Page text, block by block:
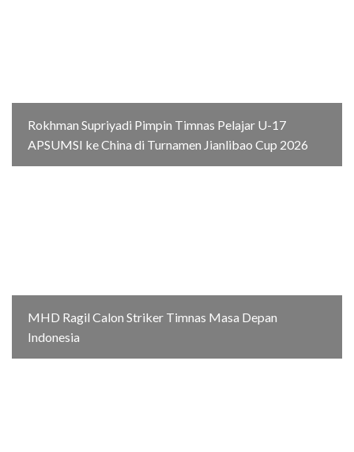
Rokhman Supriyadi Pimpin Timnas Pelajar U-17
APSUMSI ke China di Turnamen Jianlibao Cup 2026
MHD Ragil Calon Striker Timnas Masa Depan
Indonesia